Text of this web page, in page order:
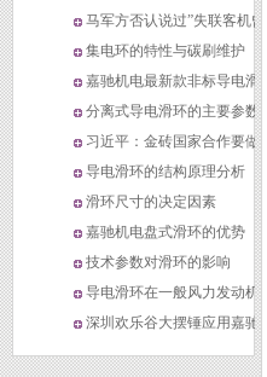
马军方否认说过”失联客机曾
折返马六甲海峡”
集电环的特性与碳刷维护
嘉驰机电最新款非标导电滑环
分离式导电滑环的主要参数
习近平：金砖国家合作要做到
政治和经济“双轮”驱动
导电滑环的结构原理分析
滑环尺寸的决定因素
嘉驰机电盘式滑环的优势
技术参数对滑环的影响
导电滑环在一般风力发动机中
的应用
深圳欢乐谷大摆锤应用嘉驰导
电滑环